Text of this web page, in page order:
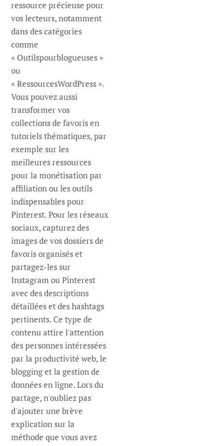
ressource précieuse pour
vos lecteurs, notamment
dans des catégories
comme
« Outilspourblogueuses »
ou
« RessourcesWordPress ».
Vous pouvez aussi
transformer vos
collections de favoris en
tutoriels thématiques, par
exemple sur les
meilleures ressources
pour la monétisation par
affiliation ou les outils
indispensables pour
Pinterest. Pour les réseaux
sociaux, capturez des
images de vos dossiers de
favoris organisés et
partagez-les sur
Instagram ou Pinterest
avec des descriptions
détaillées et des hashtags
pertinents. Ce type de
contenu attire l'attention
des personnes intéressées
par la productivité web, le
blogging et la gestion de
données en ligne. Lors du
partage, n'oubliez pas
d'ajouter une brève
explication sur la
méthode que vous avez